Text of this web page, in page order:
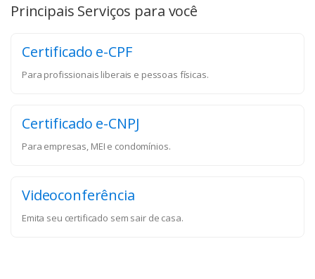
Principais Serviços para você
Certificado e-CPF
Para profissionais liberais e pessoas físicas.
Certificado e-CNPJ
Para empresas, MEI e condomínios.
Videoconferência
Emita seu certificado sem sair de casa.